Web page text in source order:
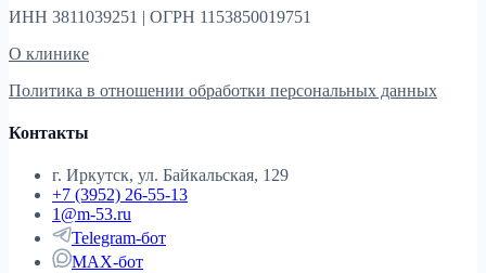
ИНН 3811039251 | ОГРН 1153850019751
О клинике
Политика в отношении обработки персональных данных
Контакты
г. Иркутск, ул. Байкальская, 129
+7 (3952) 26-55-13
1@m-53.ru
Telegram-бот
MAX-бот